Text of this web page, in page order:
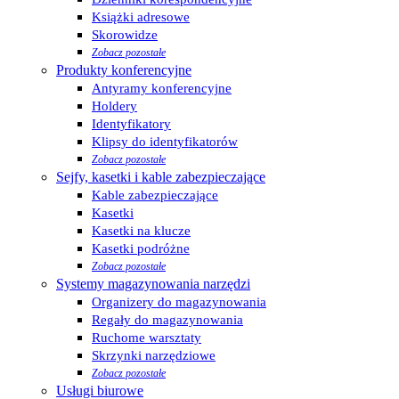
Książki adresowe
Skorowidze
Zobacz pozostałe
Produkty konferencyjne
Antyramy konferencyjne
Holdery
Identyfikatory
Klipsy do identyfikatorów
Zobacz pozostałe
Sejfy, kasetki i kable zabezpieczające
Kable zabezpieczające
Kasetki
Kasetki na klucze
Kasetki podróżne
Zobacz pozostałe
Systemy magazynowania narzędzi
Organizery do magazynowania
Regały do magazynowania
Ruchome warsztaty
Skrzynki narzędziowe
Zobacz pozostałe
Usługi biurowe